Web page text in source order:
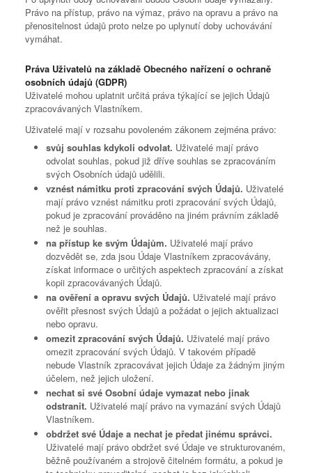
Právo na přístup, právo na výmaz, právo na opravu a právo na
přenositelnost údajů proto nelze po uplynutí doby uchovávání
vymáhat.
Práva Uživatelů na základě Obecného nařízení o ochraně
osobních údajů (GDPR)
Uživatelé mohou uplatnit určitá práva týkající se jejich Údajů
zpracovávaných Vlastníkem.
Uživatelé mají v rozsahu povoleném zákonem zejména právo:
svůj souhlas kdykoli odvolat. Uživatelé mají právo
odvolat souhlas, pokud již dříve souhlas se zpracováním
svých Osobních údajů udělili.
vznést námitku proti zpracování svých Údajů. Uživatelé
mají právo vznést námitku proti zpracování svých Údajů,
pokud je zpracování prováděno na jiném právním základě
než je souhlas.
na přístup ke svým Údajům. Uživatelé mají právo
dozvědět se, zda jsou Údaje Vlastníkem zpracovávány,
získat informace o určitých aspektech zpracování a získat
kopii zpracovávaných Údajů.
na ověření a opravu svých Údajů. Uživatelé mají právo
ověřit přesnost svých Údajů a požádat o jejich aktualizaci
nebo opravu.
omezit zpracování svých Údajů. Uživatelé mají právo
omezit zpracování svých Údajů. V takovém případě
nebude Vlastník zpracovávat jejich Údaje za žádným jiným
účelem, než jejich uložení.
nechat si své Osobní údaje vymazat nebo jinak
odstranit. Uživatelé mají právo na vymazání svých Údajů
Vlastníkem.
obdržet své Údaje a nechat je předat jinému správci.
Uživatelé mají právo obdržet své Údaje ve strukturovaném,
běžně používaném a strojově čitelném formátu, a pokud je